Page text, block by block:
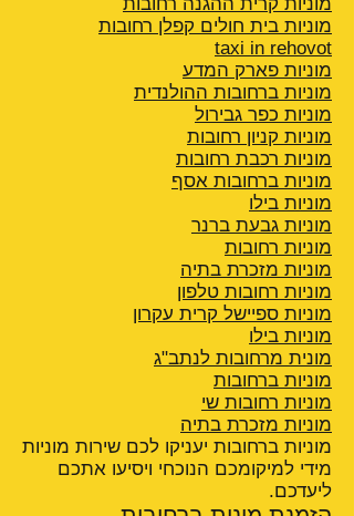
מוניות בית חולים קפלן רחובות
taxi in rehovot
מוניות פארק המדע
מוניות ברחובות ההולנדית
מוניות כפר גבירול
מוניות קניון רחובות
מוניות רכבת רחובות
מוניות ברחובות אסף
מוניות בילו
מוניות גבעת ברנר
מוניות רחובות
מוניות מזכרת בתיה
מוניות רחובות טלפון
מוניות ספיישל קרית עקרון
מוניות בילו
מונית מרחובות לנתב"ג
מוניות ברחובות
מוניות רחובות שי
מוניות מזכרת בתיה
מוניות ברחובות יעניקו לכם שירות מוניות
מידי למיקומכם הנוכחי ויסיעו אתכם
ליעדכם.